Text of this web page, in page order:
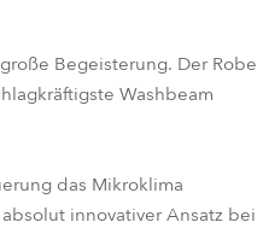
Begeisterung. Der Robe
Washbeam
das Mikroklima
innovativer Ansatz bei